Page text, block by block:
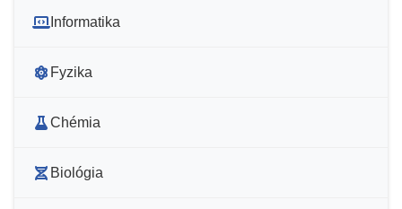
Informatika
Fyzika
Chémia
Biológia